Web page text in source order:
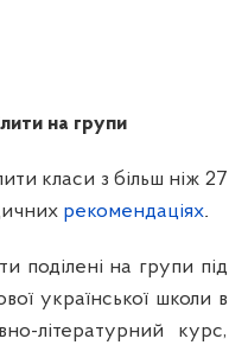
на групи
класи з більш ніж 27
рекомендаціях.
поділені на групи під
української школи в
літературний курс,